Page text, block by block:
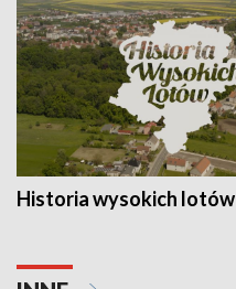
Historia wysokich lotów